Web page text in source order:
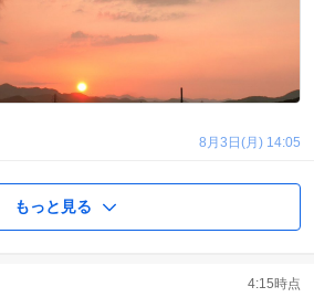
8月3日(月) 14:05
もっと見る
4:15時点